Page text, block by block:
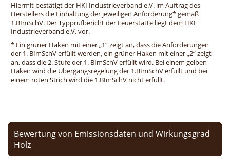
Hiermit bestätigt der HKI Industrieverband e.V. im Auftrag des
Herstellers die Einhaltung der jeweiligen Anforderung* gemäß
1.BImSchV. Der Typprüfbericht der Feuerstätte liegt dem HKI
Industrieverband e.V. vor.
* Ein grüner Haken mit einer „1“ zeigt an, dass die Anforderungen
der 1. BImSchV erfüllt werden, ein grüner Haken mit einer „2“ zeigt
an, dass die 2. Stufe der 1. BImSchV erfüllt wird. Bei einem gelben
Haken wird die Übergangsregelung der 1.BImSchV erfüllt und bei
einem roten Strich wird die 1.BImSchV nicht erfüllt.
Bewertung von Emissionsdaten und Wirkungsgrad
Holz